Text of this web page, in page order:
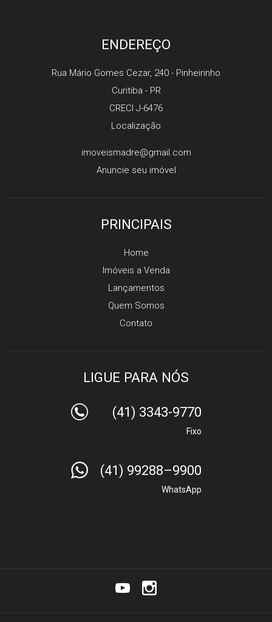
ENDEREÇO
Rua Mário Gomes Cezar, 240 - Pinheirinho
Curitiba - PR
CRECI J-6476
Localização
imoveismadre@gmail.com
Anuncie seu imóvel
PRINCIPAIS
Home
Imóveis a Venda
Lançamentos
Quem Somos
Contato
LIGUE PARA NÓS
(41) 3343-9770
Fixo
(41) 99288–9900
WhatsApp